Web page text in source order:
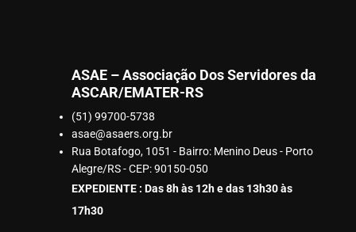
ASAE – Associação Dos Servidores da
ASCAR/EMATER-RS
(51) 99700-5738
asae@asaers.org.br
Rua Botafogo, 1051 - Bairro: Menino Deus - Porto
Alegre/RS - CEP: 90150-050
EXPEDIENTE : Das 8h às 12h e das 13h30 às
17h30